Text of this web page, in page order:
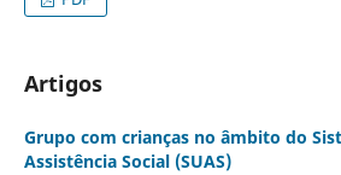
Artigos
Grupo com crianças no âmbito do
Assistência Social (SUAS)